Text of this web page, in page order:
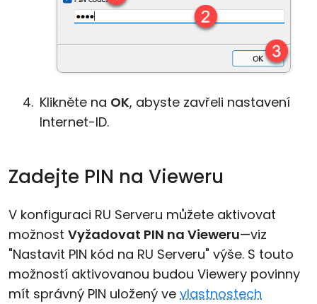
Klikněte na OK, abyste zavřeli nastavení
Internet-ID.
Zadejte PIN na Vieweru
V konfiguraci RU Serveru můžete aktivovat
možnost Vyžadovat PIN na Vieweru—viz
"Nastavit PIN kód na RU Serveru" výše. S touto
možností aktivovanou budou Viewery povinny
mít správný PIN uložený ve vlastnostech